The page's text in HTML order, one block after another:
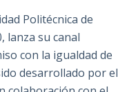
Politécnica de
lanza su canal
con la igualdad de
desarrollado por el